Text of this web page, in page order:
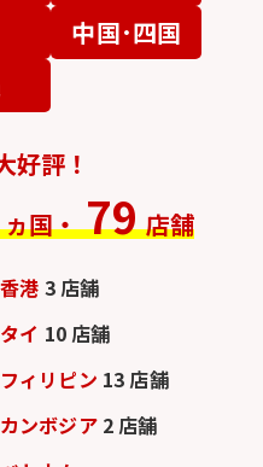
中国･四国
好評！
ヵ国・ 79 店舗
香港 3 店舗
タイ 10 店舗
フィリピン 13 店舗
カンボジア 2 店舗